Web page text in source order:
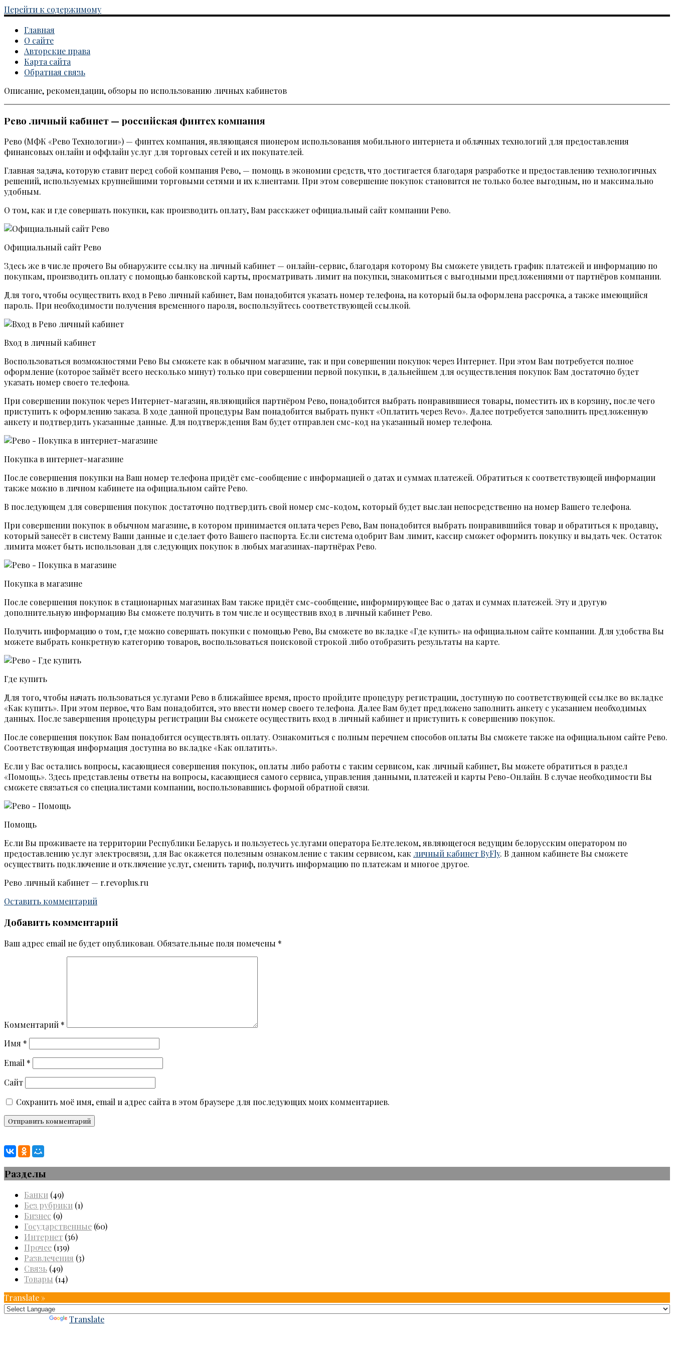
Перейти к содержимому
Главная
О сайте
Авторские права
Карта сайта
Обратная связь
Каталог личных кабинетов
Описание, рекомендации, обзоры по использованию личных кабинетов
Рево личный кабинет — российская финтех компания
Рево (МФК «Рево Технологии») — финтех компания, являющаяся пионером использования мобильного интернета и облачных технологий для предоставления
финансовых онлайн и оффлайн услуг для торговых сетей и их покупателей.
Главная задача, которую ставит перед собой компания Рево, — помощь в экономии средств, что достигается благодаря разработке и предоставлению технологичных
решений, используемых крупнейшими торговыми сетями и их клиентами. При этом совершение покупок становится не только более выгодным, но и максимально
удобным.
О том, как и где совершать покупки, как производить оплату, Вам расскажет официальный сайт компании Рево.
Официальный сайт Рево
Здесь же в числе прочего Вы обнаружите ссылку на личный кабинет — онлайн-сервис, благодаря которому Вы сможете увидеть график платежей и информацию по
покупкам, производить оплату с помощью банковской карты, просматривать лимит на покупки, знакомиться с выгодными предложениями от партнёров компании.
Для того, чтобы осуществить вход в Рево личный кабинет, Вам понадобится указать номер телефона, на который была оформлена рассрочка, а также имеющийся
пароль. При необходимости получения временного пароля, воспользуйтесь соответствующей ссылкой.
Вход в личный кабинет
Воспользоваться возможностями Рево Вы сможете как в обычном магазине, так и при совершении покупок через Интернет. При этом Вам потребуется полное
оформление (которое займёт всего несколько минут) только при совершении первой покупки, в дальнейшем для осуществления покупок Вам достаточно будет
указать номер своего телефона.
При совершении покупок через Интернет-магазин, являющийся партнёром Рево, понадобится выбрать понравившиеся товары, поместить их в корзину, после чего
приступить к оформлению заказа. В ходе данной процедуры Вам понадобится выбрать пункт «Оплатить через Revo». Далее потребуется заполнить предложенную
анкету и подтвердить указанные данные. Для подтверждения Вам будет отправлен смс-код на указанный номер телефона.
Покупка в интернет-магазине
После совершения покупки на Ваш номер телефона придёт смс-сообщение с информацией о датах и суммах платежей. Обратиться к соответствующей информации
также можно в личном кабинете на официальном сайте Рево.
В последующем для совершения покупок достаточно подтвердить свой номер смс-кодом, который будет выслан непосредственно на номер Вашего телефона.
При совершении покупок в обычном магазине, в котором принимается оплата через Рево, Вам понадобится выбрать понравившийся товар и обратиться к продавцу,
который занесёт в систему Ваши данные и сделает фото Вашего паспорта. Если система одобрит Вам лимит, кассир сможет оформить покупку и выдать чек. Остаток
лимита может быть использован для следующих покупок в любых магазинах-партнёрах Рево.
Покупка в магазине
После совершения покупок в стационарных магазинах Вам также придёт смс-сообщение, информирующее Вас о датах и суммах платежей. Эту и другую
дополнительную информацию Вы сможете получить в том числе и осуществив вход в личный кабинет Рево.
Получить информацию о том, где можно совершать покупки с помощью Рево, Вы сможете во вкладке «Где купить» на официальном сайте компании. Для удобства Вы
можете выбрать конкретную категорию товаров, воспользоваться поисковой строкой либо отобразить результаты на карте.
Где купить
Для того, чтобы начать пользоваться услугами Рево в ближайшее время, просто пройдите процедуру регистрации, доступную по соответствующей ссылке во вкладке
«Как купить». При этом первое, что Вам понадобится, это ввести номер своего телефона. Далее Вам будет предложено заполнить анкету с указанием необходимых
данных. После завершения процедуры регистрации Вы сможете осуществить вход в личный кабинет и приступить к совершению покупок.
После совершения покупок Вам понадобится осуществлять оплату. Ознакомиться с полным перечнем способов оплаты Вы сможете также на официальном сайте Рево.
Соответствующая информация доступна во вкладке «Как оплатить».
Если у Вас остались вопросы, касающиеся совершения покупок, оплаты либо работы с таким сервисом, как личный кабинет, Вы можете обратиться в раздел
«Помощь». Здесь представлены ответы на вопросы, касающиеся самого сервиса, управления данными, платежей и карты Рево-Онлайн. В случае необходимости Вы
сможете связаться со специалистами компании, воспользовавшись формой обратной связи.
Помощь
Если Вы проживаете на территории Республики Беларусь и пользуетесь услугами оператора Белтелеком, являющегося ведущим белорусским оператором по
предоставлению услуг электросвязи, для Вас окажется полезным ознакомление с таким сервисом, как личный кабинет ByFly. В данном кабинете Вы сможете
осуществить подключение и отключение услуг, сменить тариф, получить информацию по платежам и многое другое.
Рево личный кабинет — r.revoplus.ru
Оставить комментарий
Добавить комментарий
Ваш адрес email не будет опубликован. Обязательные поля помечены *
Комментарий *
Имя *
Email *
Сайт
Сохранить моё имя, email и адрес сайта в этом браузере для последующих моих комментариев.
Разделы
Банки (49)
Без рубрики (1)
Бизнес (9)
Государственные (60)
Интернет (36)
Прочее (139)
Развлечения (3)
Связь (49)
Товары (14)
Translate »
Translate